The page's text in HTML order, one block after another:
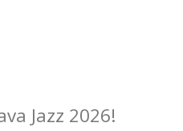
Jazz 2026!